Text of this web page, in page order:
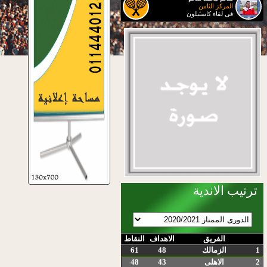
المركز الثامن
فى لقاء كاستيلون
ترتيب الاندية
الفريق الاهداف
النقاط
1
الزمالك 48
61
2
الاهلى 43
48